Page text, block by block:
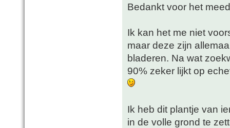
Bedankt voor het
Ik kan het me niet
maar deze zijn
bladeren. Na wat
90% zeker lijkt op
Ik heb dit plantje van
in de volle grond te